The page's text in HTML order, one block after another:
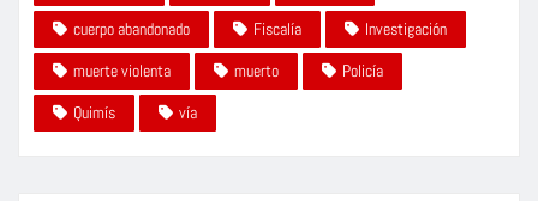
cuerpo abandonado
Fiscalía
Investigación
muerte violenta
muerto
Policía
Quimís
vía